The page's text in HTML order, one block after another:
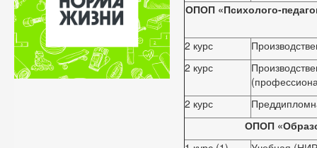
ОПОП «Психолого-
2 курс
2 курс
2 курс
ОПОП